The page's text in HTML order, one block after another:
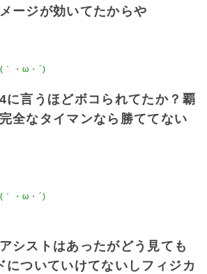
ージが効いてたからや
に言うほどボコられてたか？覇
全なタイマンなら勝ててない
シストはあったがどう見ても
についていけてないしフィジカ